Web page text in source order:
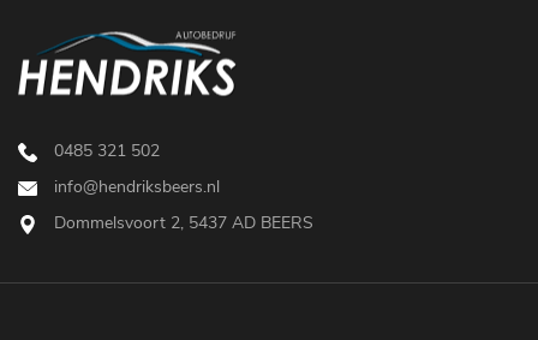
0485 321 502
info@hendriksbeers.nl
Dommelsvoort 2, 5437 AD BEERS